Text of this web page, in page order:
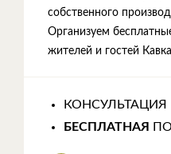
собственного
Организуем
жителей и гостей
КОНСУЛЬТАЦИЯ
БЕСПЛАТНАЯ